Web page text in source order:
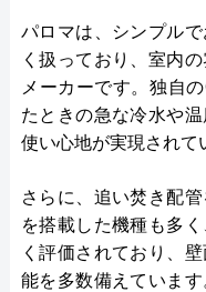
パロマは、シンプル
く扱っており、室内
メーカーです。独自
たときの急な冷水や
使い心地が実現されて
さらに、追い焚き配
を搭載した機種も多
く評価されており、
能を多数備えていま